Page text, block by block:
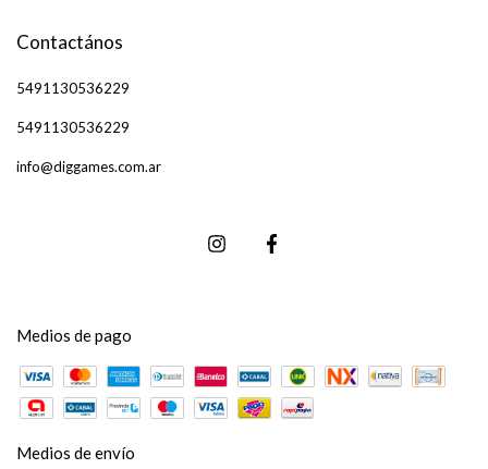
Contactános
5491130536229
5491130536229
info@diggames.com.ar
Medios de pago
Medios de envío